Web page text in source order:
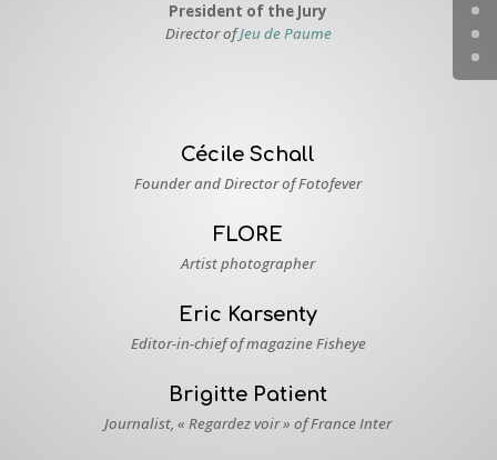
President of the Jury
Director ofJeu de Paume
Cécile Schall
Founder and Director of Fotofever
FLORE
Artist photographer
Eric Karsenty
Editor-in-chief of magazine Fisheye
Brigitte Patient
Journalist, « Regardez voir » of France Inter